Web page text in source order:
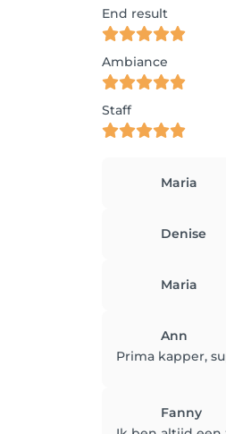
End result
Ambiance
Staff
Maria
Denise
Maria
Ann
Prima kapper,
Fanny